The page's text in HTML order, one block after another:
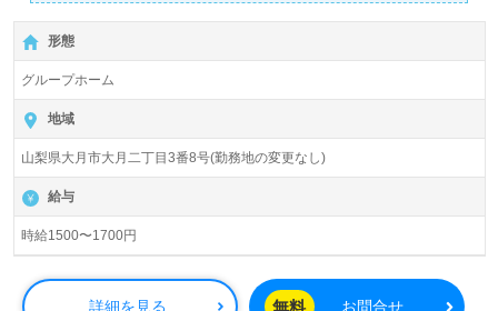
形態
グループホーム
地域
山梨県大月市大月二丁目3番8号(勤務地の変更なし)
給与
時給1500〜1700円
詳細を見る 無料 お問合せ